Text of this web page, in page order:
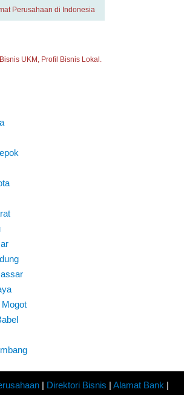
Perusahaan di Indonesia
UKM, Profil Bisnis Lokal.
| Direktori Bisnis | Alamat Bank |